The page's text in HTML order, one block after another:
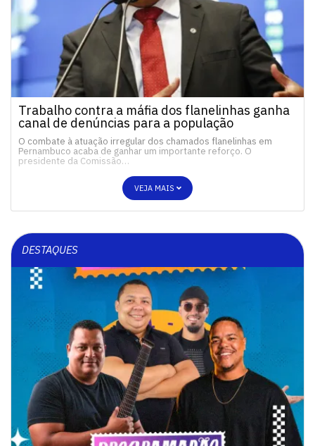
Trabalho contra a máfia dos flanelinhas ganha
canal de denúncias para a população
O combate à atuação irregular dos chamados flanelinhas em
Pernambuco acaba de ganhar um importante reforço. O
presidente da Comissão…
VEJA MAIS
DESTAQUES